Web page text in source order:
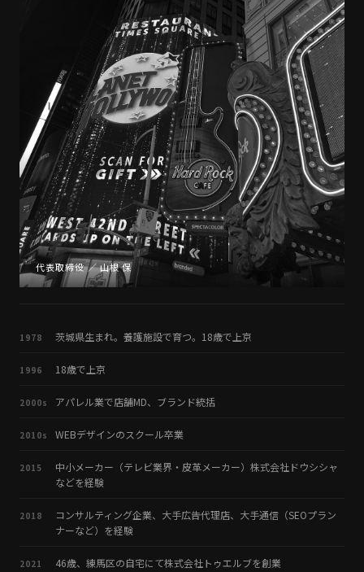
代表取締役 ／ 山根 保
1978 茨城県生まれ。養護施設で育つ。18歳で上京
1996 18歳で上京
2000s アパレル業で店舗MD、ブランド統括
2010s WEBデザインのスクール卒業
2015
中小メーカー（テレビ業界・皮革メーカー）株式会社ドウシシャ
などを経験
2018
コンサルティング企業、大手広告代理店、大手通信（SEOプラン
ナーなど）を経験
2021 46歳、練馬区の自宅にて株式会社トゥエルブを創業